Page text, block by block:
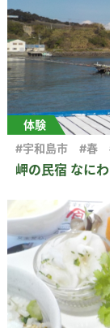
体験
岬の民宿 なにわ
#宇和島市 #春